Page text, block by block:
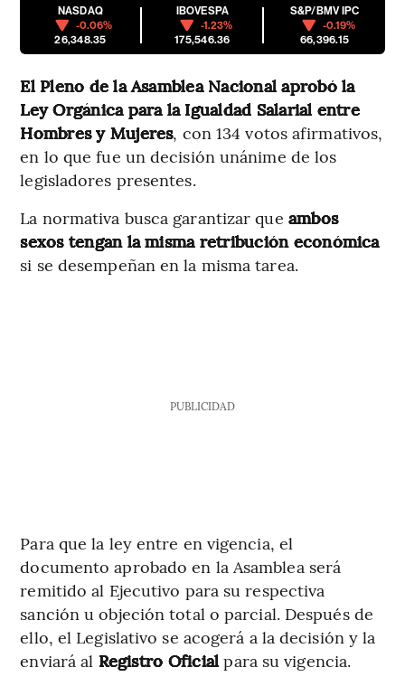
NASDAQ
-0.06%
26,348.35
IBOVESPA
-1.23%
175,546.36
S&P/BMV IPC
-0.19%
66,396.15
El Pleno de la Asamblea Nacional aprobó la
Ley Orgánica para la Igualdad Salarial entre
Hombres y Mujeres, con 134 votos afirmativos,
en lo que fue un decisión unánime de los
legisladores presentes.
La normativa busca garantizar que ambos
sexos tengan la misma retribución económica
si se desempeñan en la misma tarea.
PUBLICIDAD
Para que la ley entre en vigencia, el
documento aprobado en la Asamblea será
remitido al Ejecutivo para su respectiva
sanción u objeción total o parcial. Después de
ello, el Legislativo se acogerá a la decisión y la
enviará al Registro Oficialpara su vigencia.